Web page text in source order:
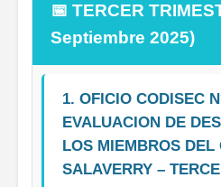
📅 TERCER
Septiembre 2025)
1. OFICIO CODISEC
EVALUACION DE
LOS MIEMBROS DEL
SALAVERRY –